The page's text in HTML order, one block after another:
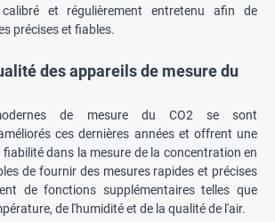
et régulièrement entretenu afin de
précises et fiables.
des appareils de mesure du
de mesure du CO2 se sont
ces dernières années et offrent une
dans la mesure de la concentration en
de fournir des mesures rapides et précises
de fonctions supplémentaires telles que
de l'humidité et de la qualité de l'air.